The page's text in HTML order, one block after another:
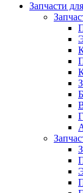
Запчасти